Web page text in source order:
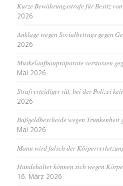
Kurze Bewährungsstrafe für Besitz
2026
Anklage wegen Sozialbetrugs gegen
2026
Muskelaufbaupräparate verstossen
Mai 2026
Strafverteidiger rät, bei der Polizei
2026
Bußgeldbescheide wegen
Mai 2026
Mann wird falsch der
Hundehalter können sich wegen
16. März 2026